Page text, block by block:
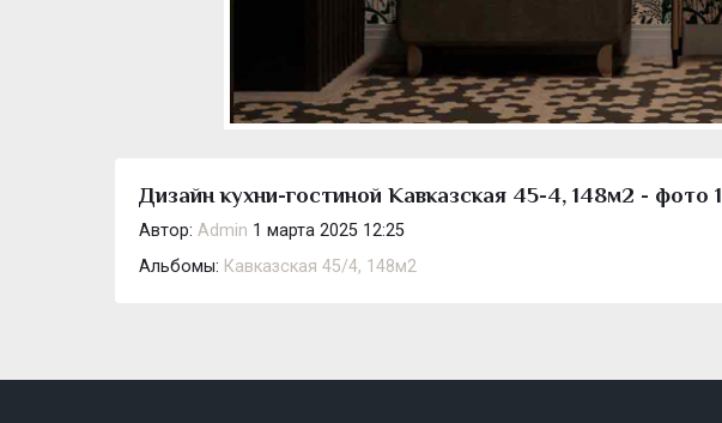
Дизайн кухни-гостиной Кавказская 45-4, 148м2 - фото 1
Автор: Admin 1 марта 2025 12:25
Альбомы: Кавказская 45/4, 148м2